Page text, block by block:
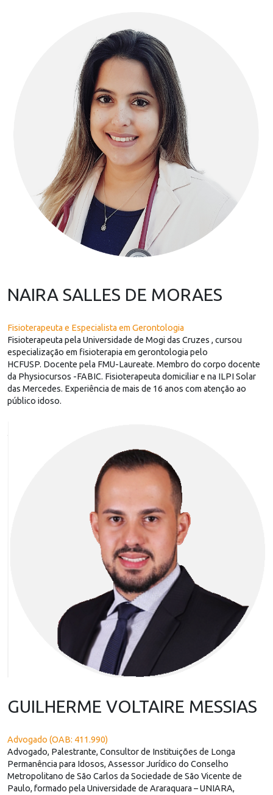
NAIRA SALLES DE MORAES
Fisioterapeuta e Especialista em Gerontologia
Fisioterapeuta pela Universidade de Mogi das Cruzes , cursou
especialização em fisioterapia em gerontologia pelo
HCFUSP. Docente pela FMU-Laureate. Membro do corpo docente
da Physiocursos -FABIC. Fisioterapeuta domiciliar e na ILPI Solar
das Mercedes. Experiência de mais de 16 anos com atenção ao
público idoso.
GUILHERME VOLTAIRE MESSIAS
Advogado (OAB: 411.990)
Advogado, Palestrante, Consultor de Instituições de Longa
Permanência para Idosos, Assessor Jurídico do Conselho
Metropolitano de São Carlos da Sociedade de São Vicente de
Paulo, formado pela Universidade de Araraquara – UNIARA,